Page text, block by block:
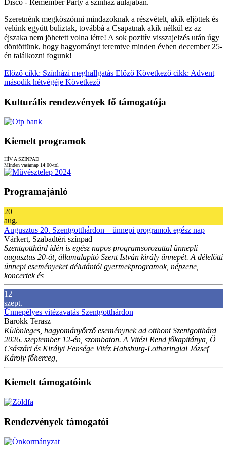
Disco - Remember Party a színház aulájában.
Szeretnénk megköszönni mindazoknak a részvételt, akik eljöttek és
velünk együtt buliztak, továbbá a Csapatnak akik nélkül ez az
éjszaka nem jöhetett volna létre! A sok pozitív visszajelzés után úgy
döntöttünk, hogy hagyományt teremtve minden évben december 25-
én találkozni fogunk!
Előző cikk: Színházi meghallgatás Előző Következő cikk: Advent
második hétvégéje Következő
Kulturális rendezvények fő támogatója
Kiemelt programok
HÍV A SZÍNPAD
Minden vasárnap 14:00-tól
Programajánló
20
aug.
Augusztus 20. Szentgotthárdon – ünnepi programok egész nap
Várkert, Szabadtéri színpad
Szentgotthárd idén is egész napos programsorozattal ünnepli
augusztus 20-át, államalapító Szent István király ünnepét. A délelőtti
ünnepi eseményeket délutántól gyermekprogramok, népzene,
koncertek és
12
szept.
Ünnepélyes vitézavatás Szentgotthárdon
Barokk Terasz
Különleges, hagyományőrző eseménynek ad otthont Szentgotthárd
2026. szeptember 12-én, szombaton. A Vitézi Rend főkapitánya, Ő
Császári és Királyi Fensége Vitéz Habsburg-Lotharingiai József
Károly főherceg,
Kiemelt támogatóink
Rendezvények támogatói